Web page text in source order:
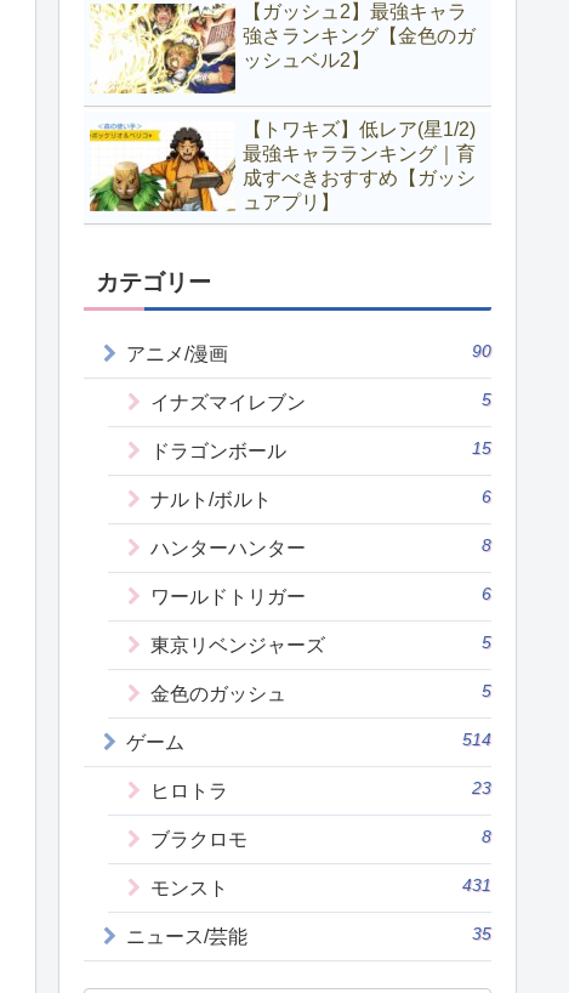
【ガッシュ2】最強キャラ
強さランキング【金色のガ
ッシュベル2】
【トワキズ】低レア(星1/2)
最強キャラランキング｜育
成すべきおすすめ【ガッシ
ュアプリ】
カテゴリー
アニメ/漫画 90
イナズマイレブン 5
ドラゴンボール 15
ナルト/ボルト 6
ハンターハンター 8
ワールドトリガー 6
東京リベンジャーズ 5
金色のガッシュ 5
ゲーム 514
ヒロトラ 23
ブラクロモ 8
モンスト 431
ニュース/芸能 35